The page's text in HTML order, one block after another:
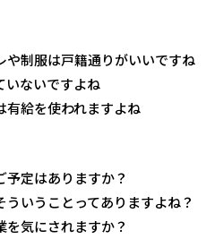
や制服は戸籍通りがいいですね
いないですよね
有給を使われますよね
予定はありますか？
いうことってありますよね？
気にされますか？